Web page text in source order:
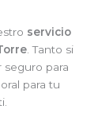
servicio
. Tanto si
seguro para
para tu